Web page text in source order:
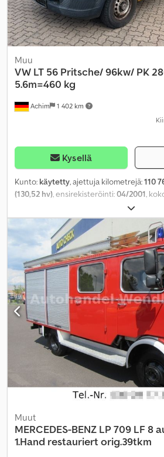
Achim 1 402 km
Muu
VW LT 56 Pritsche/ 96kw/ PK
5.6m=460 kg
Kysellä
Kunto: käytetty, ajettuja kilometrejä:110
(130,52 hv), ensirekisteröinti:04/2001,
keltainen
mekaaninen, päästöluokka:euro1,
kuormatilan pituus:3 450 mm ,
kokonaispituus:6 330 mm,
kokonaiskorkeus:2 450 mm, istuimien
nosturi,
Muut
MERCEDES-BENZ LP 709 LF 8
1.Hand restauriert orig.39tkm